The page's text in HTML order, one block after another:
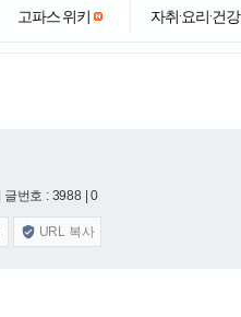
고파스 위키
자취·요리·건강
| 글번호 : 3988 | 0
 URL 복사